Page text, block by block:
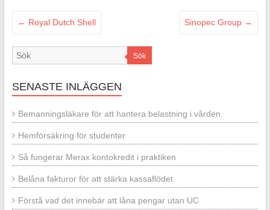
← Royal Dutch Shell Sinopec Group →
Sök
SENASTE INLÄGGEN
Bemanningsläkare för att hantera belastning i vården
Hemförsäkring för studenter
Så fungerar Merax kontokredit i praktiken
Belåna fakturor för att stärka kassaflödet
Förstå vad det innebär att låna pengar utan UC